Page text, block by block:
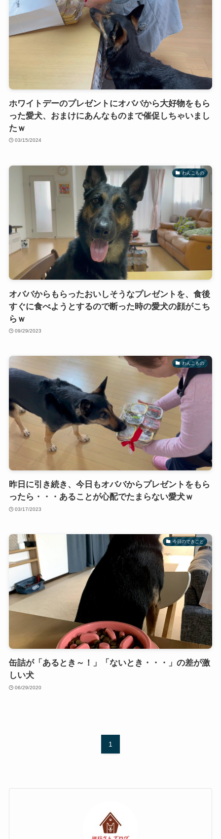
ホワイトデーのプレゼントにオババから大好物をもら
った愛犬、おまけにあんなものまで催促しちゃいまし
たｗ
03/15/2024
わんこもの
オババからもらったおいしそうなプレゼントを、食後
すぐに食べようとするので断った時の愛犬の顔がこち
らｗ
09/29/2023
わんこもの
昨日に引き続き、今日もオババからプレゼントをもら
ったら・・・あることが心配でたまらない愛犬ｗ
03/17/2023
今日のできごと
缶詰が「あるとき～！」「ないとき・・・」の差が激
しい犬
06/29/2020
1